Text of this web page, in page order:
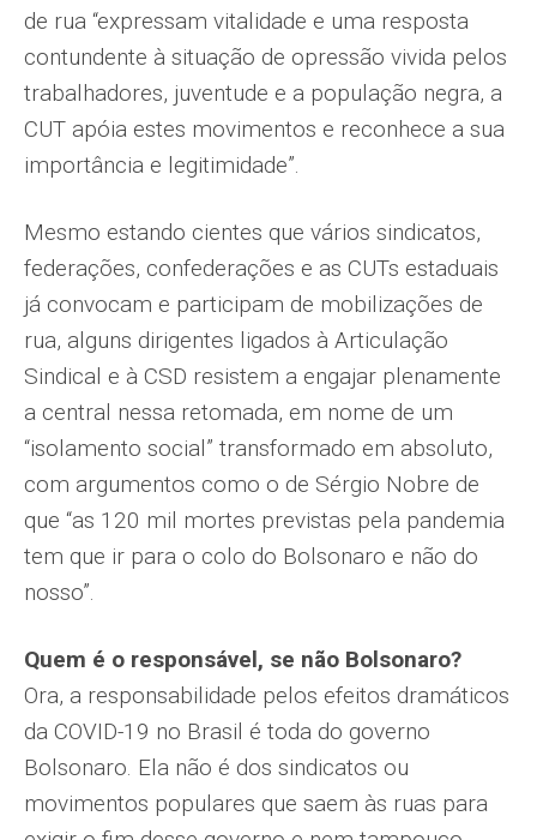
de rua “expressam vitalidade e uma resposta
contundente à situação de opressão vivida pelos
trabalhadores, juventude e a população negra, a
CUT apóia estes movimentos e reconhece a sua
importância e legitimidade”.
Mesmo estando cientes que vários sindicatos,
federações, confederações e as CUTs estaduais
já convocam e participam de mobilizações de
rua, alguns dirigentes ligados à Articulação
Sindical e à CSD resistem a engajar plenamente
a central nessa retomada, em nome de um
“isolamento social” transformado em absoluto,
com argumentos como o de Sérgio Nobre de
que “as 120 mil mortes previstas pela pandemia
tem que ir para o colo do Bolsonaro e não do
nosso”.
Quem é o responsável, se não Bolsonaro?
Ora, a responsabilidade pelos efeitos dramáticos
da COVID-19 no Brasil é toda do governo
Bolsonaro. Ela não é dos sindicatos ou
movimentos populares que saem às ruas para